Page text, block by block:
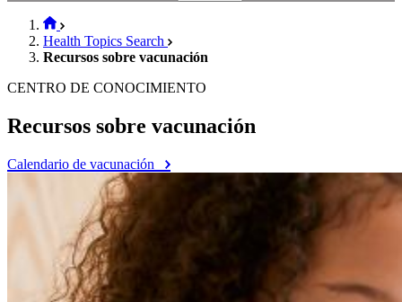
Health Topics Search
Recursos sobre vacunación
CENTRO DE CONOCIMIENTO
Recursos sobre vacunación
Calendario de vacunación